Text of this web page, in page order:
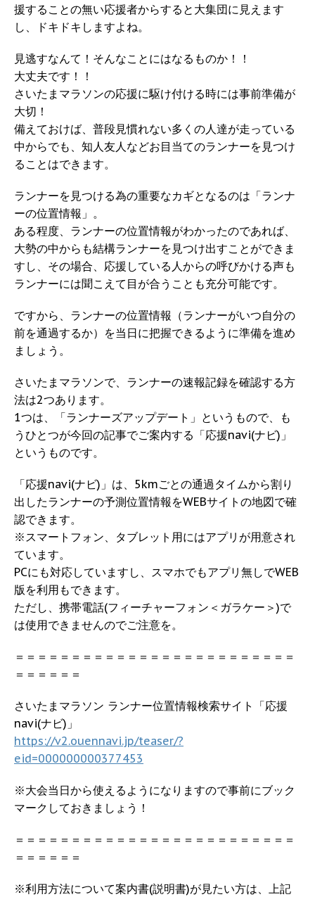
援することの無い応援者からすると大集団に見えます
し、ドキドキしますよね。
見逃すなんて！そんなことにはなるものか！！
大丈夫です！！
さいたまマラソンの応援に駆け付ける時には事前準備が
大切！
備えておけば、普段見慣れない多くの人達が走っている
中からでも、知人友人などお目当てのランナーを見つけ
ることはできます。
ランナーを見つける為の重要なカギとなるのは「ランナ
ーの位置情報」。
ある程度、ランナーの位置情報がわかったのであれば、
大勢の中からも結構ランナーを見つけ出すことができま
すし、その場合、応援している人からの呼びかける声も
ランナーには聞こえて目が合うことも充分可能です。
ですから、ランナーの位置情報（ランナーがいつ自分の
前を通過するか）を当日に把握できるように準備を進め
ましょう。
さいたまマラソンで、ランナーの速報記録を確認する方
法は2つあります。
1つは、「ランナーズアップデート」というもので、も
うひとつが今回の記事でご案内する「応援navi(ナビ)」
というものです。
「応援navi(ナビ)」は、5kmごとの通過タイムから割り
出したランナーの予測位置情報をWEBサイトの地図で確
認できます。
※スマートフォン、タブレット用にはアプリが用意され
ています。
PCにも対応していますし、スマホでもアプリ無しでWEB
版を利用もできます。
ただし、携帯電話(フィーチャーフォン＜ガラケー＞)で
は使用できませんのでご注意を。
＝＝＝＝＝＝＝＝＝＝＝＝＝＝＝＝＝＝＝＝＝＝＝＝＝
＝＝＝＝＝＝
さいたまマラソン ランナー位置情報検索サイト「応援
navi(ナビ)」
https://v2.ouennavi.jp/teaser/?
eid=000000000377453
※大会当日から使えるようになりますので事前にブック
マークしておきましょう！
＝＝＝＝＝＝＝＝＝＝＝＝＝＝＝＝＝＝＝＝＝＝＝＝＝
＝＝＝＝＝＝
※利用方法について案内書(説明書)が見たい方は、上記